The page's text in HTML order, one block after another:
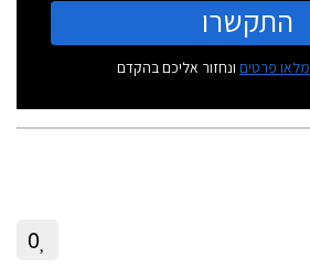
התקשרו
מלאו פרטים ונחזור אליכם בהקדם
0